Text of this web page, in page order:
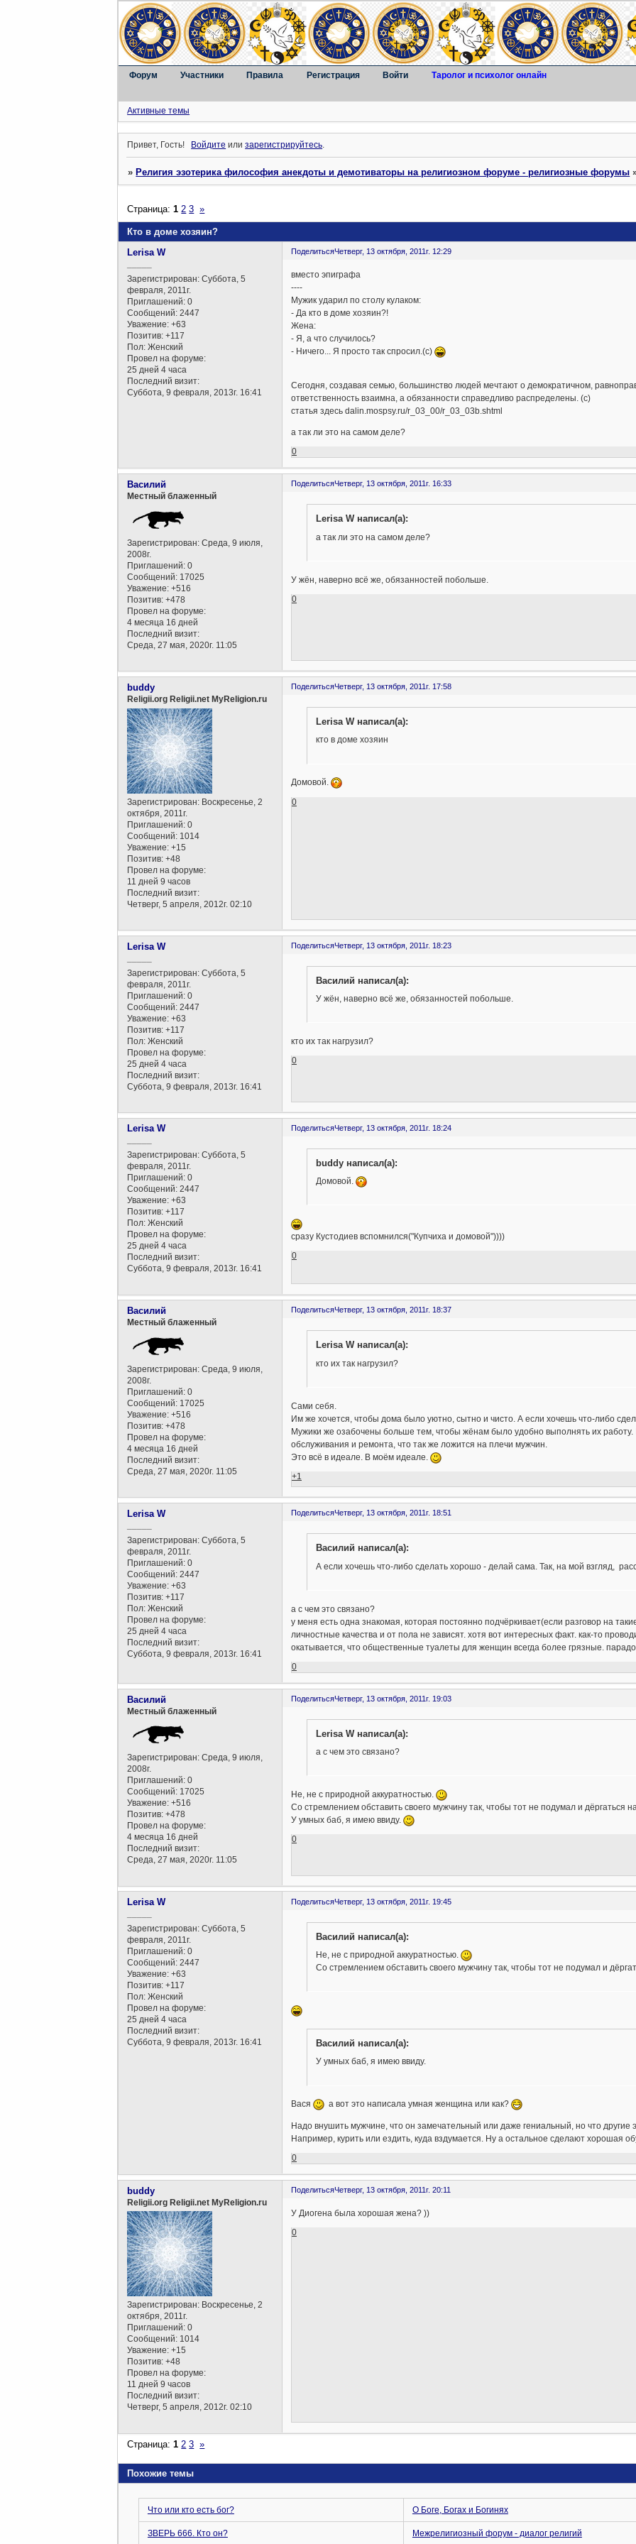
Форум Участники Правила Регистрация Войти Таролог и психолог онлайн
Активные темы
Привет, Гость! Войдите илизарегистрируйтесь.
»Религия эзотерика философия анекдоты и демотиваторы на религиозном форуме - религиозные форумы
Кто в доме хозяин?
Страница:1 2 3 »
ПоделитьсяЧетверг, 13 октября, 2011г. 12:29
Lerisa W
Зарегистрирован: Суббота, 5
февраля, 2011г.
Приглашений: 0
Сообщений: 2447
Уважение: +63
Позитив: +117
Пол: Женский
Провел на форуме:
25 дней 4 часа
Последний визит:
Суббота, 9 февраля, 2013г. 16:41
вместо эпиграфа
----
Мужик ударил по столу кулаком:
- Да кто в доме хозяин?!
Жена:
- Я, а что случилось?
- Ничего... Я просто так спросил.(с)
Сегодня, создавая семью, большинство людей мечтают о демократичном,
ответственность взаимна, а обязанности справедливо распределены. (с)
статья здесь dalin.mospsy.ru/r_03_00/r_03_03b.shtml
а так ли это на самом деле?
0
ПоделитьсяЧетверг, 13 октября, 2011г. 16:33
Василий
Местный блаженный
Зарегистрирован: Среда, 9 июля,
2008г.
Приглашений: 0
Сообщений: 17025
Уважение: +516
Позитив: +478
Провел на форуме:
4 месяца 16 дней
Последний визит:
Среда, 27 мая, 2020г. 11:05
Lerisa W написал(а):
а так ли это на самом деле?
У жён, наверно всё же, обязанностей побольше.
0
ПоделитьсяЧетверг, 13 октября, 2011г. 17:58
buddy
Religii.org Religii.net MyReligion.ru
Зарегистрирован: Воскресенье, 2
октября, 2011г.
Приглашений: 0
Сообщений: 1014
Уважение: +15
Позитив: +48
Провел на форуме:
11 дней 9 часов
Последний визит:
Четверг, 5 апреля, 2012г. 02:10
Lerisa W написал(а):
кто в доме хозяин
Домовой.
0
ПоделитьсяЧетверг, 13 октября, 2011г. 18:23
Lerisa W
Зарегистрирован: Суббота, 5
февраля, 2011г.
Приглашений: 0
Сообщений: 2447
Уважение: +63
Позитив: +117
Пол: Женский
Провел на форуме:
25 дней 4 часа
Последний визит:
Суббота, 9 февраля, 2013г. 16:41
Василий написал(а):
У жён, наверно всё же, обязанностей побольше.
кто их так нагрузил?
0
ПоделитьсяЧетверг, 13 октября, 2011г. 18:24
Lerisa W
Зарегистрирован: Суббота, 5
февраля, 2011г.
Приглашений: 0
Сообщений: 2447
Уважение: +63
Позитив: +117
Пол: Женский
Провел на форуме:
25 дней 4 часа
Последний визит:
Суббота, 9 февраля, 2013г. 16:41
buddy написал(а):
Домовой.
сразу Кустoдиев вспомнился("Купчиха и домовой"))))
0
ПоделитьсяЧетверг, 13 октября, 2011г. 18:37
Василий
Местный блаженный
Зарегистрирован: Среда, 9 июля,
2008г.
Приглашений: 0
Сообщений: 17025
Уважение: +516
Позитив: +478
Провел на форуме:
4 месяца 16 дней
Последний визит:
Среда, 27 мая, 2020г. 11:05
Lerisa W написал(а):
кто их так нагрузил?
Сами себя.
Им же хочется, чтобы дома было уютно, сытно и чисто. А если хочешь что-либо
Мужики же озабочены больше тем, чтобы жёнам было удобно выполнять их работу.
обслуживания и ремонта, что так же ложится на плечи мужчин.
Это всё в идеале. В моём идеале.
+1
ПоделитьсяЧетверг, 13 октября, 2011г. 18:51
Lerisa W
Зарегистрирован: Суббота, 5
февраля, 2011г.
Приглашений: 0
Сообщений: 2447
Уважение: +63
Позитив: +117
Пол: Женский
Провел на форуме:
25 дней 4 часа
Последний визит:
Суббота, 9 февраля, 2013г. 16:41
Василий написал(а):
А если хочешь что-либо сделать хорошо - делай сама. Так, на мой взгляд,
а с чем это связано?
у меня есть одна знакомая, которая постоянно подчёркивает(если разговор на
личностные качества и от пола не зависят. хотя вот интересных факт. как-то
окатывается, что общественные туалеты для женщин всегда более грязные.
0
ПоделитьсяЧетверг, 13 октября, 2011г. 19:03
Василий
Местный блаженный
Зарегистрирован: Среда, 9 июля,
2008г.
Приглашений: 0
Сообщений: 17025
Уважение: +516
Позитив: +478
Провел на форуме:
4 месяца 16 дней
Последний визит:
Среда, 27 мая, 2020г. 11:05
Lerisa W написал(а):
а с чем это связано?
Не, не с природной аккуратностью.
Со стремлением обставить своего мужчину так, чтобы тот не подумал и дёргаться
У умных баб, я имею ввиду.
0
ПоделитьсяЧетверг, 13 октября, 2011г. 19:45
Lerisa W
Зарегистрирован: Суббота, 5
февраля, 2011г.
Приглашений: 0
Сообщений: 2447
Уважение: +63
Позитив: +117
Пол: Женский
Провел на форуме:
25 дней 4 часа
Последний визит:
Суббота, 9 февраля, 2013г. 16:41
Василий написал(а):
Не, не с природной аккуратностью.
Со стремлением обставить своего мужчину так, чтобы тот не подумал и
Василий написал(а):
У умных баб, я имею ввиду.
Вася а вот это написала умная женщина или как?
Надо внушить мужчине, что он замечательный или даже гениальный, но что
Например, курить или ездить, куда вздумается. Ну а остальное сделают хорошая
0
ПоделитьсяЧетверг, 13 октября, 2011г. 20:11
buddy
Religii.org Religii.net MyReligion.ru
Зарегистрирован: Воскресенье, 2
октября, 2011г.
Приглашений: 0
Сообщений: 1014
Уважение: +15
Позитив: +48
Провел на форуме:
11 дней 9 часов
Последний визит:
Четверг, 5 апреля, 2012г. 02:10
У Диогена была хорошая жена? ))
0
Страница:1 2 3 »
Похожие темы
Что или кто есть бог? О Боге, Богах и Богинях
ЗВЕРЬ 666. Кто он? Межрелигиозный форум - диалог религий